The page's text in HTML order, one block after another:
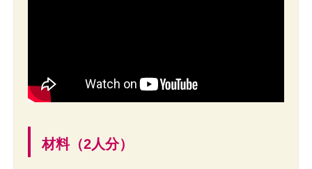
材料（2人分）